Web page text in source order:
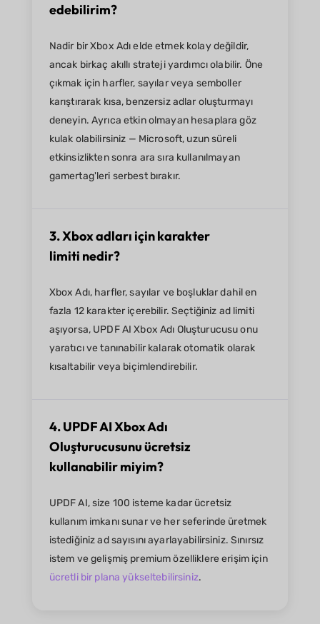
edebilirim?
Nadir bir Xbox Adı elde etmek kolay değildir,
ancak birkaç akıllı strateji yardımcı olabilir. Öne
çıkmak için harfler, sayılar veya semboller
karıştırarak kısa, benzersiz adlar oluşturmayı
deneyin. Ayrıca etkin olmayan hesaplara göz
kulak olabilirsiniz — Microsoft, uzun süreli
etkinsizlikten sonra ara sıra kullanılmayan
gamertag'leri serbest bırakır.
3. Xbox adları için karakter
limiti nedir?
Xbox Adı, harfler, sayılar ve boşluklar dahil en
fazla 12 karakter içerebilir. Seçtiğiniz ad limiti
aşıyorsa, UPDF AI Xbox Adı Oluşturucusu onu
yaratıcı ve tanınabilir kalarak otomatik olarak
kısaltabilir veya biçimlendirebilir.
4. UPDF AI Xbox Adı
Oluşturucusunu ücretsiz
kullanabilir miyim?
UPDF AI, size 100 isteme kadar ücretsiz
kullanım imkanı sunar ve her seferinde üretmek
istediğiniz ad sayısını ayarlayabilirsiniz. Sınırsız
istem ve gelişmiş premium özelliklere erişim için
ücretli bir plana yükseltebilirsiniz.